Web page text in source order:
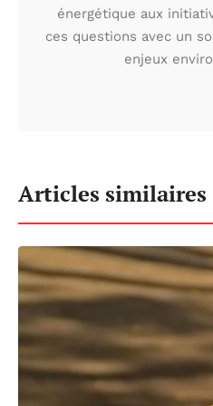
énergétique aux
ces questions avec un
enjeux
Articles similaires